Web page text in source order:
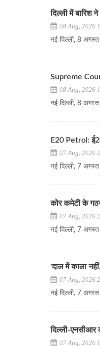
दिल्ली में बारिश
08 Aug, 2026
नई दिल्ली, 8 अगस्त
Supreme
08 Aug, 2026
नई दिल्ली, 8
E20 Petrol:
07 Aug, 2026
नई दिल्ली, 7 अगस्त
कोर कमेटी के
07 Aug, 2026
नई दिल्ली, 7 अगस्त
'दाल में काला
07 Aug, 2026
नई दिल्ली, 7
दिल्ली-एनसीआर
07 Aug, 2026